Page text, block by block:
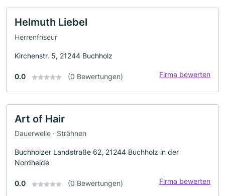
Helmuth Liebel
Herrenfriseur
Kirchenstr. 5, 21244 Buchholz
0.0 (0 Bewertungen) Firma bewerten
Art of Hair
Dauerwelle · Strähnen
Buchholzer Landstraße 62, 21244 Buchholz in der
Nordheide
0.0 (0 Bewertungen) Firma bewerten